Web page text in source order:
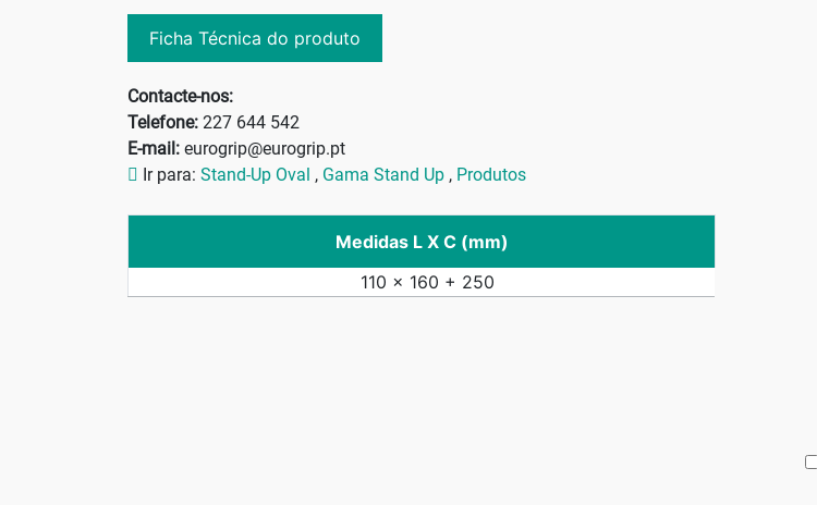
Ficha Técnica do produto
Contacte-nos:
Telefone: 227 644 542
E-mail: eurogrip@eurogrip.pt
Ir para: Stand-Up Oval , Gama Stand Up , Produtos
Medidas L X C (mm)
110 x 160 + 250